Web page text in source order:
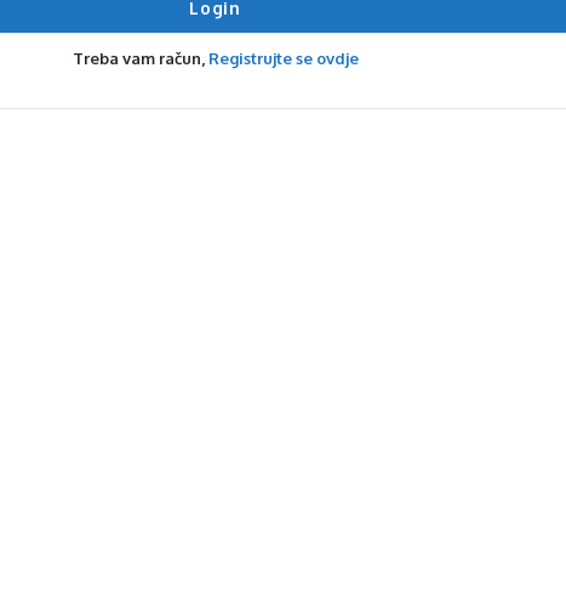
Treba vam račun, Registrujte se ovdje